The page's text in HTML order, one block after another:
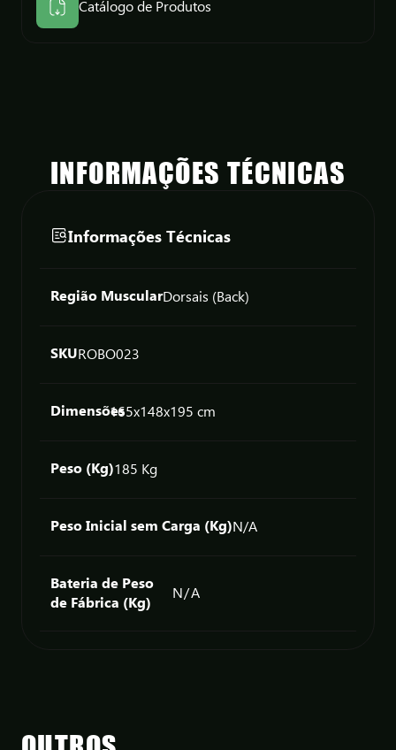
Catálogo de Produtos
INFORMAÇÕES TÉCNICAS
Informações Técnicas
Região MuscularDorsais (Back)
SKUROBO023
Dimensões165x148x195 cm
Peso (Kg)185 Kg
Peso Inicial sem Carga (Kg)N/A
Bateria de Peso
de Fábrica (Kg)
N/A